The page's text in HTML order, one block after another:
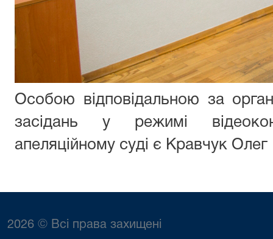
Особою відповідальною за
засідань у режимі
апеляційному суді є Кравчук Олег
2026 © Всі права захищені